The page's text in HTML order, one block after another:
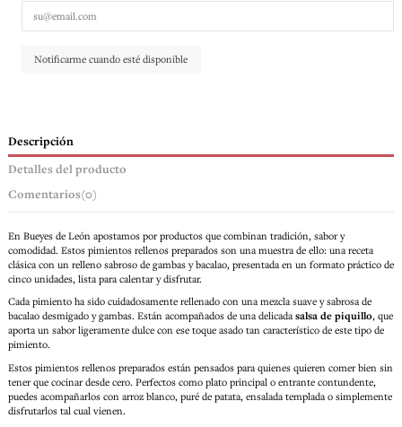
Descripción
Detalles del producto
Comentarios(0)
En Bueyes de León apostamos por productos que combinan tradición, sabor y
comodidad. Estos pimientos rellenos preparados son una muestra de ello: una receta
clásica con un relleno sabroso de gambas y bacalao, presentada en un formato práctico de
cinco unidades, lista para calentar y disfrutar.
Cada pimiento ha sido cuidadosamente rellenado con una mezcla suave y sabrosa de
bacalao desmigado y gambas. Están acompañados de una delicadasalsa de piquillo, que
aporta un sabor ligeramente dulce con ese toque asado tan característico de este tipo de
pimiento.
Estos pimientos rellenos preparados están pensados para quienes quieren comer bien sin
tener que cocinar desde cero. Perfectos como plato principal o entrante contundente,
puedes acompañarlos con arroz blanco, puré de patata, ensalada templada o simplemente
disfrutarlos tal cual vienen.